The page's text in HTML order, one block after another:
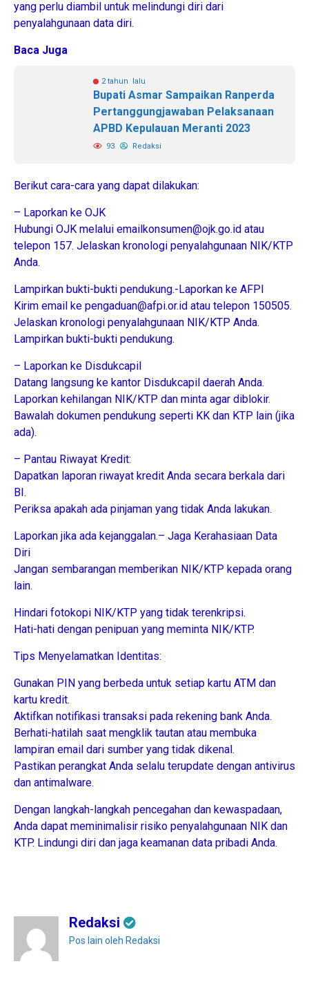
yang perlu diambil untuk melindungi diri dari
penyalahgunaan data diri.
Baca Juga
2 tahun lalu
Bupati Asmar Sampaikan Ranperda
Pertanggungjawaban Pelaksanaan
APBD Kepulauan Meranti 2023
93 Redaksi
Berikut cara-cara yang dapat dilakukan:
– Laporkan ke OJK
Hubungi OJK melalui emailkonsumen@ojk.go.id atau
telepon 157. Jelaskan kronologi penyalahgunaan NIK/KTP
Anda.
Lampirkan bukti-bukti pendukung.-Laporkan ke AFPI
Kirim email ke pengaduan@afpi.or.id atau telepon 150505.
Jelaskan kronologi penyalahgunaan NIK/KTP Anda.
Lampirkan bukti-bukti pendukung.
– Laporkan ke Disdukcapil
Datang langsung ke kantor Disdukcapil daerah Anda.
Laporkan kehilangan NIK/KTP dan minta agar diblokir.
Bawalah dokumen pendukung seperti KK dan KTP lain (jika
ada).
– Pantau Riwayat Kredit:
Dapatkan laporan riwayat kredit Anda secara berkala dari
BI.
Periksa apakah ada pinjaman yang tidak Anda lakukan.
Laporkan jika ada kejanggalan.– Jaga Kerahasiaan Data
Diri
Jangan sembarangan memberikan NIK/KTP kepada orang
lain.
Hindari fotokopi NIK/KTP yang tidak terenkripsi.
Hati-hati dengan penipuan yang meminta NIK/KTP.
Tips Menyelamatkan Identitas:
Gunakan PIN yang berbeda untuk setiap kartu ATM dan
kartu kredit.
Aktifkan notifikasi transaksi pada rekening bank Anda.
Berhati-hatilah saat mengklik tautan atau membuka
lampiran email dari sumber yang tidak dikenal.
Pastikan perangkat Anda selalu terupdate dengan antivirus
dan antimalware.
Dengan langkah-langkah pencegahan dan kewaspadaan,
Anda dapat meminimalisir risiko penyalahgunaan NIK dan
KTP. Lindungi diri dan jaga keamanan data pribadi Anda.
Redaksi
Pos lain oleh Redaksi